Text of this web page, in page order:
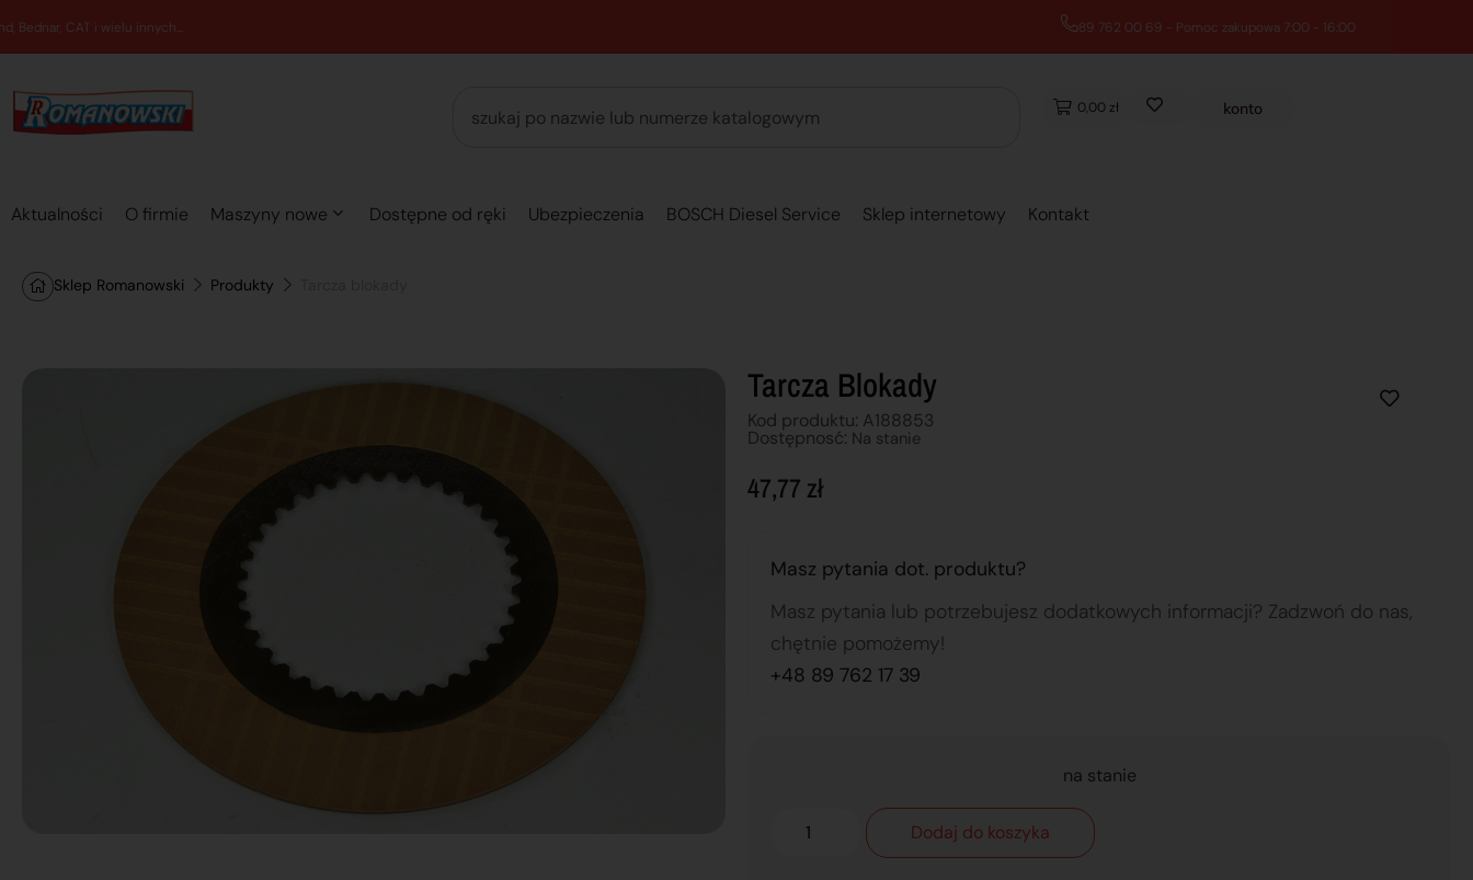
0,00 zł konto
Aktualności O firmie Maszyny nowe Dostępne od ręki Ubezpieczenia BOSCH Diesel Service Sklep internetowy Kontakt
Sklep Romanowski Produkty
Tarcza Blokady
Kod produktu: A188853
Dostępnosć: Na stanie
47,77 zł
Masz pytania dot. produktu?
Masz pytania lub potrzebujesz dodatkowych informacji? Zadzwoń do nas,
chętnie pomożemy!
+48 89 762 17 39
na stanie
Dodaj do koszyka